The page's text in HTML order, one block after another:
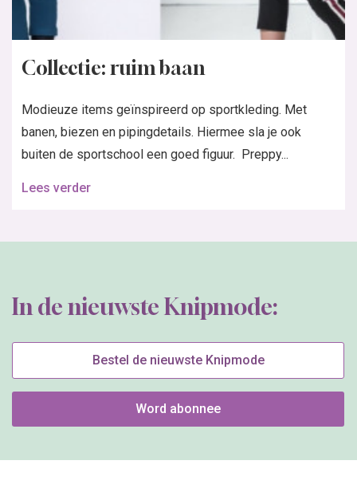
Collectie: ruim baan
Modieuze items geïnspireerd op sportkleding. Met
banen, biezen en pipingdetails. Hiermee sla je ook
buiten de sportschool een goed figuur. Preppy...
Lees verder
In de nieuwste Knipmode:
Bestel de nieuwste Knipmode
Word abonnee